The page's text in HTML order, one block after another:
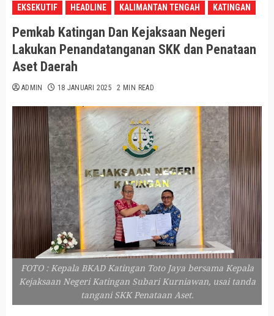
EKSEKUTIF HEADLINE KALIMANTAN TENGAH KATINGAN
Pemkab Katingan Dan Kejaksaan Negeri
Lakukan Penandatanganan SKK dan Penataan
Aset Daerah
ADMIN 18 JANUARI 2025 2 MIN READ
FOTO : Kepala BKAD Katingan Toto Jaya bersama Kepala
Kejaksaan Negeri Katingan Subari Kurniawan, usai tanda
tangani SKK Penataan Aset.